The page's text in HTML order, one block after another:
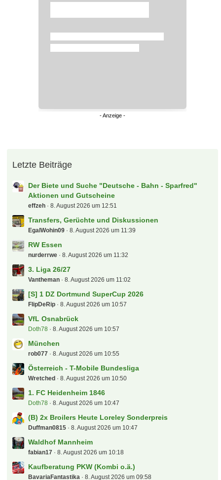
Letzte Beiträge
Der Biete und Suche "Deutsche - Bahn - Sparfred"
Aktionen und Gutscheine
effzeh 8. August 2026 um 12:51
Transfers, Gerüchte und Diskussionen
EgalWohin09 8. August 2026 um 11:39
RW Essen
nurderrwe 8. August 2026 um 11:32
3. Liga 26/27
Vantheman 8. August 2026 um 11:02
[S] 1 DZ Dortmund SuperCup 2026
FlipDeRip 8. August 2026 um 10:57
VfL Osnabrück
Doth78 8. August 2026 um 10:57
München
rob077 8. August 2026 um 10:55
Österreich - T-Mobile Bundesliga
Wretched 8. August 2026 um 10:50
1. FC Heidenheim 1846
Doth78 8. August 2026 um 10:47
(B) 2x Broilers Heute Loreley Sonderpreis
Duffman0815 8. August 2026 um 10:47
Waldhof Mannheim
fabian17 8. August 2026 um 10:18
Kaufberatung PKW (Kombi o.ä.)
BavariaFantastika 8. August 2026 um 09:58